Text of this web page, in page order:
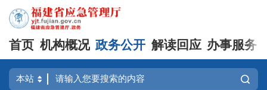
首页 机构概况 政务公开 解读回应 办事服务